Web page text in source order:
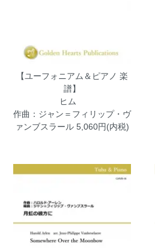
【ユーフォニアム＆ピアノ 楽
譜】
ヒム
作曲：ジャン＝フィリップ・ヴ
ァンブスラール5,060円(内税)